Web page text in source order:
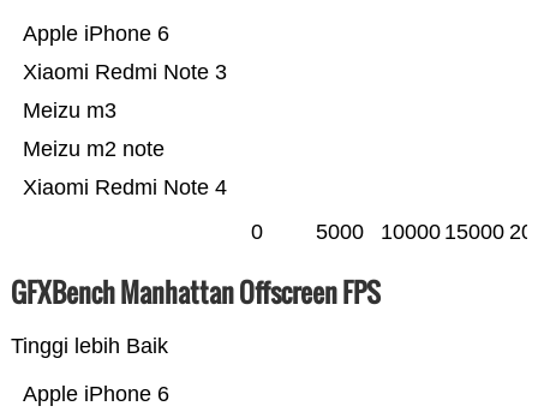
Xiaomi Redmi Note 4
Meizu m2 note
Meizu m3
Xiaomi Redmi Note 3
Apple iPhone 6
0 5000 10000 15000
GFXBench Manhattan Offscreen FPS
Tinggi lebih Baik
Apple iPhone 6